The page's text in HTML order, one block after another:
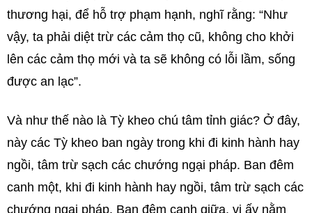
thương hại, để hỗ trợ phạm hạnh, nghĩ rằng: “Như
vậy, ta phải diệt trừ các cảm thọ cũ, không cho khởi
lên các cảm thọ mới và ta sẽ không có lỗi lầm, sống
được an lạc”.
Và như thế nào là Tỳ kheo chú tâm tỉnh giác? Ở đây,
này các Tỳ kheo ban ngày trong khi đi kinh hành hay
ngồi, tâm trừ sạch các chướng ngại pháp. Ban đêm
canh một, khi đi kinh hành hay ngồi, tâm trừ sạch các
chướng ngại pháp. Ban đêm canh giữa, vị ấy nằm